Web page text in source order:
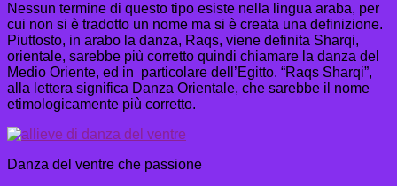
Nessun termine di questo tipo esiste nella lingua araba, per
cui non si è tradotto un nome ma si è creata una definizione.
Piuttosto, in arabo la danza, Raqs, viene definita Sharqi,
orientale, sarebbe più corretto quindi chiamare la danza del
Medio Oriente, ed in particolare dell’Egitto. “Raqs Sharqi”,
alla lettera significa Danza Orientale, che sarebbe il nome
etimologicamente più corretto.
Danza del ventre che passione